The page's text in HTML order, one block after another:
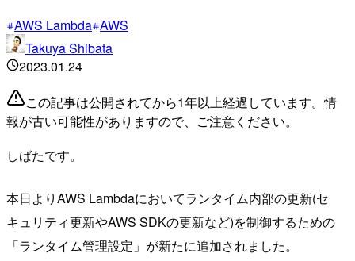
AWS Lambda AWS
Takuya Shibata
2023.01.24
この記事は公開されてから1年以上経過しています。情
報が古い可能性がありますので、ご注意ください。
しばたです。
本日よりAWS Lambdaにおいてランタイム内部の更新(セ
キュリティ更新やAWS SDKの更新など)を制御するための
「ランタイム管理設定」が新たに追加されました。